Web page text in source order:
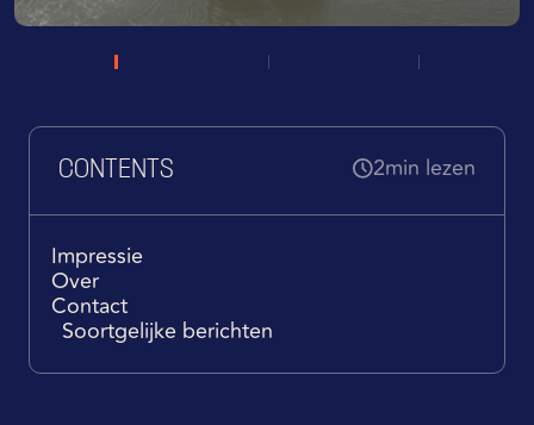
CONTENTS 2min lezen
Impressie
Over
Contact
Soortgelijke berichten